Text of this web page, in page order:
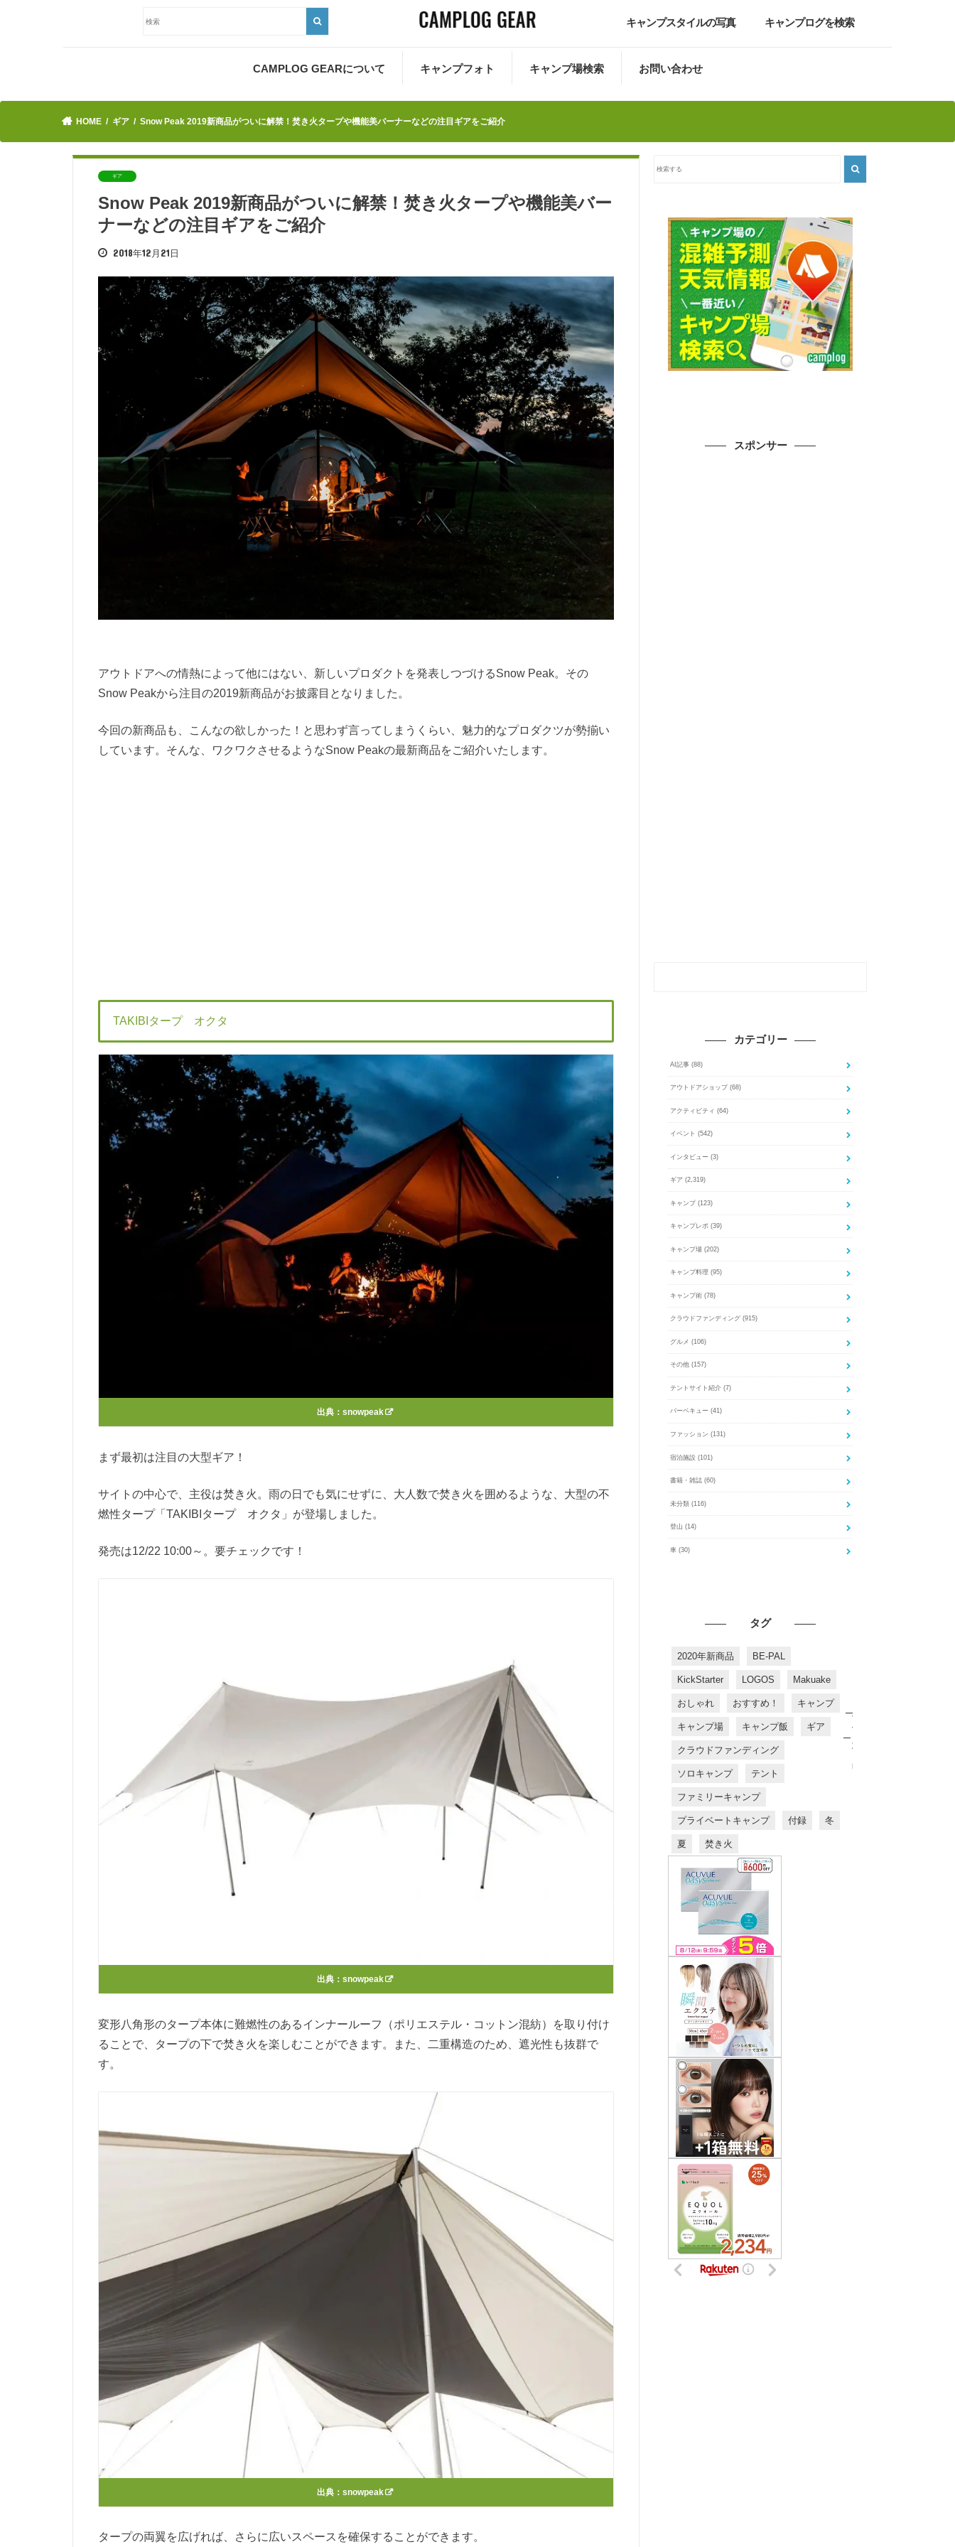
キャンプスタイルの写真 キャンプログを検索
CAMPLOG GEARについて キャンプフォト キャンプ場検索 お問い合わせ
HOME ギア Snow Peak 2019新商品がついに解禁！焚き火タープや機能美バーナーなどの注目ギアをご紹介
ギア
Snow Peak 2019新商品がついに解禁！焚き火タープや機能美バー
ナーなどの注目ギアをご紹介
2018年12月21日
アウトドアへの情熱によって他にはない、新しいプロダクトを発表しつづけるSnow Peak。その
Snow Peakから注目の2019新商品がお披露目となりました。
今回の新商品も、こんなの欲しかった！と思わず言ってしまうくらい、魅力的なプロダクツが勢揃い
しています。そんな、ワクワクさせるようなSnow Peakの最新商品をご紹介いたします。
TAKIBIタープ オクタ
出典：snowpeak
まず最初は注目の大型ギア！
サイトの中心で、主役は焚き火。雨の日でも気にせずに、大人数で焚き火を囲めるような、大型の不
燃性タープ「TAKIBIタープ オクタ」が登場しました。
発売は12/22 10:00～。要チェックです！
出典：snowpeak
変形八角形のタープ本体に難燃性のあるインナールーフ（ポリエステル・コットン混紡）を取り付け
ることで、タープの下で焚き火を楽しむことができます。また、二重構造のため、遮光性も抜群で
す。
出典：snowpeak
タープの両翼を広げれば、さらに広いスペースを確保することができます。
スポンサー
カテゴリー
AI記事 (88)
アウトドアショップ (68)
アクティビティ (64)
イベント (542)
インタビュー (3)
ギア (2,319)
キャンプ (123)
キャンプレポ (39)
キャンプ場 (202)
キャンプ料理 (95)
キャンプ術 (78)
クラウドファンディング (915)
グルメ (106)
その他 (157)
テントサイト紹介 (7)
バーベキュー (41)
ファッション (131)
宿泊施設 (101)
書籍・雑誌 (60)
未分類 (116)
登山 (14)
車 (30)
タグ
2020年新商品 BE-PAL
KickStarter LOGOS Makuake
おしゃれ おすすめ！ キャンプ
キャンプ場 キャンプ飯 ギア
クラウドファンディング
ソロキャンプ テント
ファミリーキャンプ
プライベートキャンプ 付録 冬
夏 焚き火
す
す
め
商
品